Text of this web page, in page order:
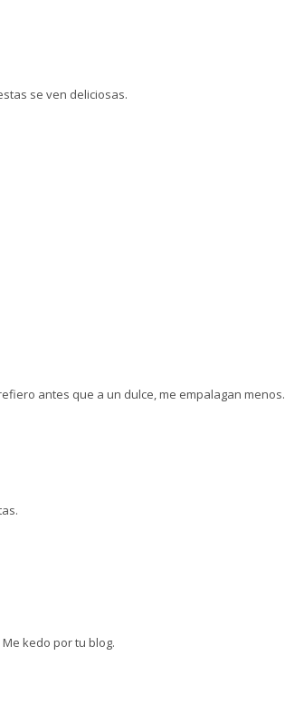
se ven deliciosas.
antes que a un dulce, me empalagan menos.
kedo por tu blog.